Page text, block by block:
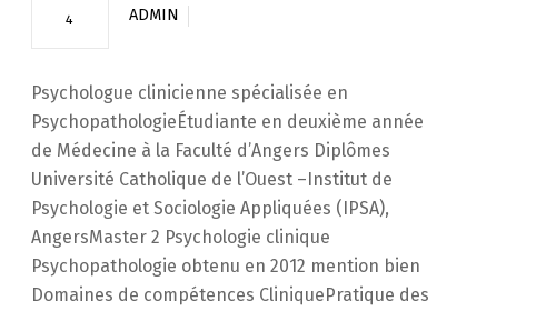
4
ADMIN
Psychologue clinicienne spécialisée en
PsychopathologieÉtudiante en deuxième année
de Médecine à la Faculté d’Angers Diplômes
Université Catholique de l’Ouest –Institut de
Psychologie et Sociologie Appliquées (IPSA),
AngersMaster 2 Psychologie clinique
Psychopathologie obtenu en 2012 mention bien
Domaines de compétences CliniquePratique des